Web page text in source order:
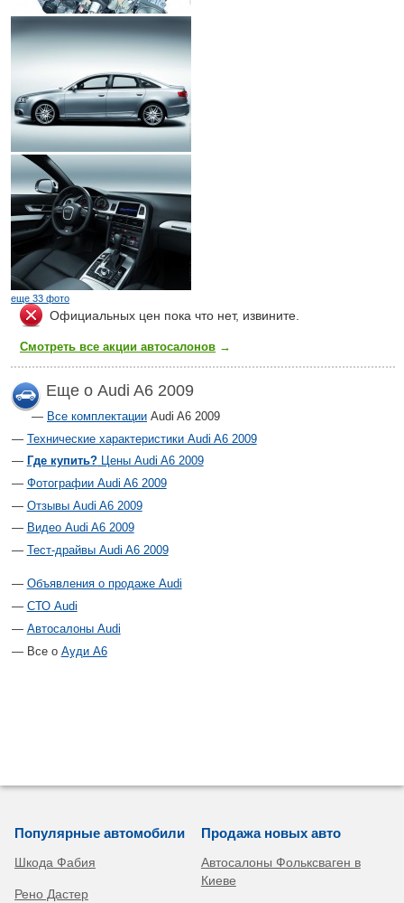
еще 33 фото
Официальных цен пока что нет, извините.
Смотреть все акции автосалонов →
Еще о Audi A6 2009
Все комплектации Audi A6 2009
Технические характеристики Audi A6 2009
Где купить?Цены Audi A6 2009
Фотографии Audi A6 2009
Отзывы Audi A6 2009
Видео Audi A6 2009
Тест-драйвы Audi A6 2009
Объявления о продаже Audi
СТО Audi
Автосалоны Audi
Все о Ауди А6
Популярные автомобили
Шкода Фабия
Рено Дастер
Продажа новых авто
Автосалоны Фольксваген в
Киеве